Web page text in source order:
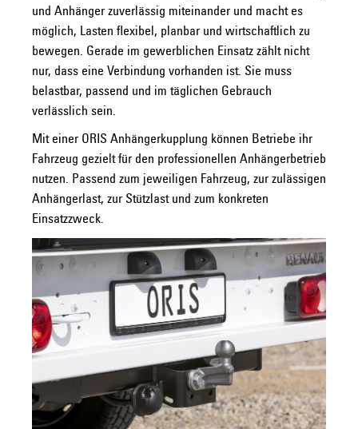
und Anhänger zuverlässig miteinander und macht es
möglich, Lasten flexibel, planbar und wirtschaftlich zu
bewegen. Gerade im gewerblichen Einsatz zählt nicht
nur, dass eine Verbindung vorhanden ist. Sie muss
belastbar, passend und im täglichen Gebrauch
verlässlich sein.
Mit einer ORIS Anhängerkupplung können Betriebe ihr
Fahrzeug gezielt für den professionellen Anhängerbetrieb
nutzen. Passend zum jeweiligen Fahrzeug, zur zulässigen
Anhängerlast, zur Stützlast und zum konkreten
Einsatzzweck.